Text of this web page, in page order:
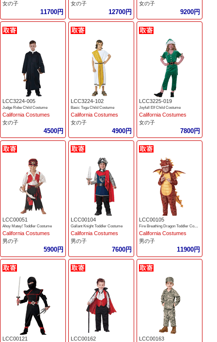
女の子
11700円
女の子
12700円
女の子
9200円
LCC3224-005
Judge Robe Child Costume
California Costumes
女の子
4500円
LCC3224-102
Basic Toga Child Costume
California Costumes
女の子
4900円
LCC3225-019
Joyfull Elf Child Costume
California Costumes
女の子
7800円
LCC00051
Ahoy Matey! Toddler Costume
California Costumes
男の子
5900円
LCC00104
Gallant Knight Toddler Costume
California Costumes
男の子
7600円
LCC00105
Fire Breathing Dragon Toddler Costume
California Costumes
男の子
11900円
LCC00121 LCC00162 LCC00163